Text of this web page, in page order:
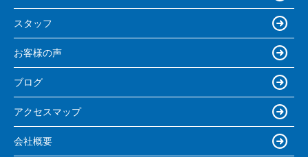
スタッフ
お客様の声
ブログ
アクセスマップ
会社概要